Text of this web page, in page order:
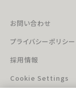
お問い合わせ
プライバシーポリシー
採用情報
Cookie Settings